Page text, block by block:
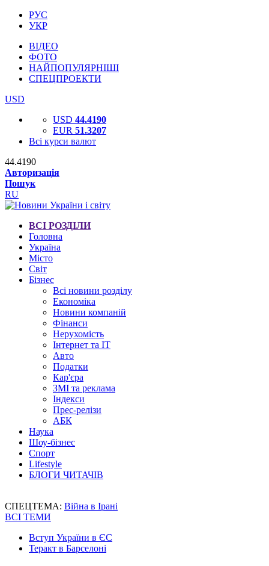
РУС
УКР
ВІДЕО
ФОТО
НАЙПОПУЛЯРНІШІ
СПЕЦПРОЕКТИ
USD
USD 44.4190
EUR 51.3207
Всі курси валют
44.4190
Авторизація
Пошук
RU
ВСІ РОЗДІЛИ
Головна
Україна
Місто
Світ
Бізнес
Всі новини розділу
Економіка
Новини компаній
Фінанси
Нерухомість
Інтернет та IT
Авто
Податки
Кар'єра
ЗМІ та реклама
Індекси
Прес-релізи
АБК
Наука
Шоу-бізнес
Спорт
Lifestyle
БЛОГИ ЧИТАЧІВ
СПЕЦТЕМА: Війна в Ірані
ВСІ ТЕМИ
Вступ України в ЄС
Теракт в Барселоні